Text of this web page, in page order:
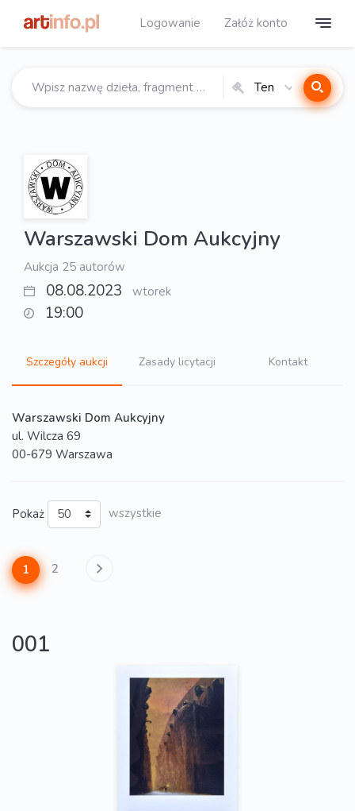
Logowanie Załóż konto
Ten
Warszawski Dom Aukcyjny
Aukcja 25 autorów
08.08.2023 wtorek
19:00
Szczegóły aukcji Zasady licytacji Kontakt
Warszawski Dom Aukcyjny
ul. Wilcza 69
00-679 Warszawa
Pokaż wszystkie
1 2
001